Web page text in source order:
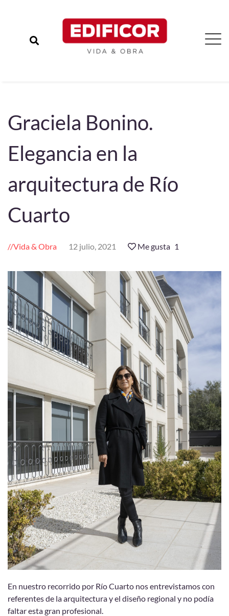
Graciela Bonino.
Elegancia en la
arquitectura de Río
Cuarto
Vida & Obra 12 julio, 2021 Me gusta 1
En nuestro recorrido por Río Cuarto nos entrevistamos con
referentes de la arquitectura y el diseño regional y no podía
faltar esta gran profesional.